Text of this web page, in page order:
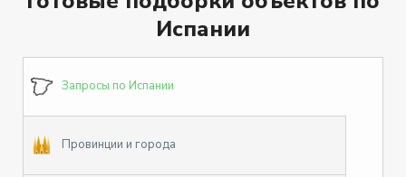
Испании
Запросы по Испании
Провинции и города